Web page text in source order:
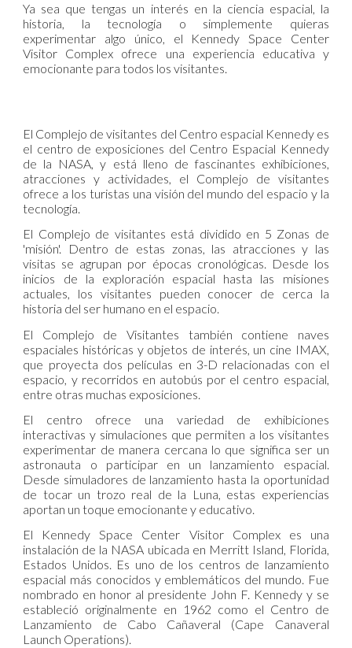
Ya sea que tengas un interés en la ciencia espacial, la
historia, la tecnología o simplemente quieras
experimentar algo único, el Kennedy Space Center
Visitor Complex ofrece una experiencia educativa y
emocionante para todos los visitantes.
El Complejo de visitantes del Centro espacial Kennedy es
el centro de exposiciones del Centro Espacial Kennedy
de la NASA, y está lleno de fascinantes exhibiciones,
atracciones y actividades, el Complejo de visitantes
ofrece a los turistas una visión del mundo del espacio y la
tecnología.
El Complejo de visitantes está dividido en 5 Zonas de
'misión'. Dentro de estas zonas, las atracciones y las
visitas se agrupan por épocas cronológicas. Desde los
inicios de la exploración espacial hasta las misiones
actuales, los visitantes pueden conocer de cerca la
historia del ser humano en el espacio.
El Complejo de Visitantes también contiene naves
espaciales históricas y objetos de interés, un cine IMAX,
que proyecta dos películas en 3-D relacionadas con el
espacio, y recorridos en autobús por el centro espacial,
entre otras muchas exposiciones.
El centro ofrece una variedad de exhibiciones
interactivas y simulaciones que permiten a los visitantes
experimentar de manera cercana lo que significa ser un
astronauta o participar en un lanzamiento espacial.
Desde simuladores de lanzamiento hasta la oportunidad
de tocar un trozo real de la Luna, estas experiencias
aportan un toque emocionante y educativo.
El Kennedy Space Center Visitor Complexes una
instalación de la NASA ubicada en Merritt Island, Florida,
Estados Unidos. Es uno de los centros de lanzamiento
espacial más conocidos y emblemáticos del mundo. Fue
nombrado en honor al presidente John F. Kennedy y se
estableció originalmente en 1962 como el Centro de
Lanzamiento de Cabo Cañaveral (Cape Canaveral
Launch Operations).